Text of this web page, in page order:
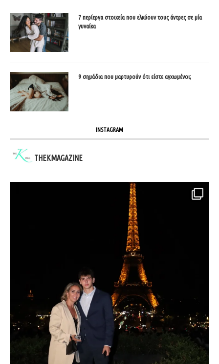
7 περίεργα στοιχεία που ελκύουν τους άντρες σε μία
γυναίκα
9 σημάδια που μαρτυρούν ότι είστε αγχωμένοι;
INSTAGRAM
THEKMAGAZINE